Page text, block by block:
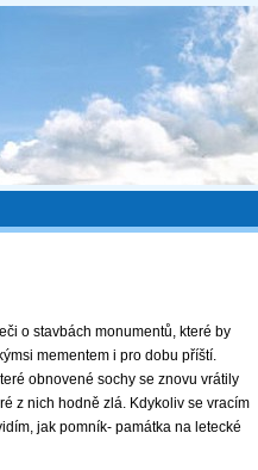
o stavbách monumentů, které by
mementem i pro dobu příští.
obnovené sochy se znovu vrátily
z nich hodně zlá. Kdykoliv se vracím
jak pomník- památka na letecké